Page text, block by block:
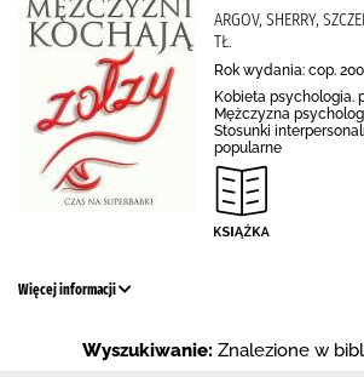
ARGOV, SHERRY,
TŁ.
Rok wydania: cop.
Kobieta psychologia.
Mężczyzna
Stosunki
popularne
Więcej informacji
Wyszukiwanie: Znalezione w